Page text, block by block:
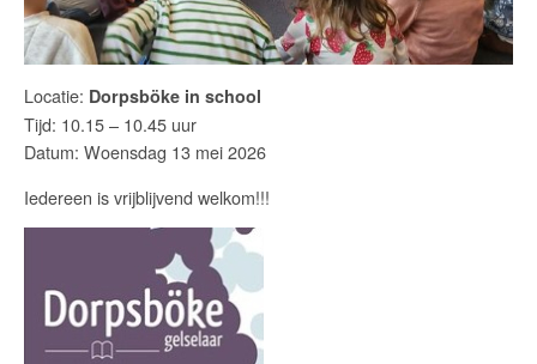
Locatie: Dorpsböke in school
Tijd: 10.15 – 10.45 uur
Datum: Woensdag 13 mei 2026
Iedereen is vrijblijvend welkom!!!